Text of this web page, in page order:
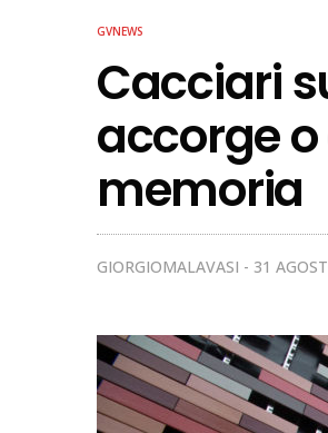
GVNEWS
Cacciari
accorge
memoria
GIORGIOMALAVASI 31